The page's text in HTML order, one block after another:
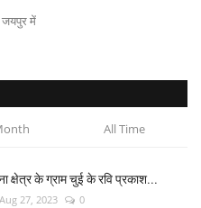
जयपुर में
All Time
क्षेत्र के ग्राम चुई के रवि प्रकाश...
Aug 27, 2023 0